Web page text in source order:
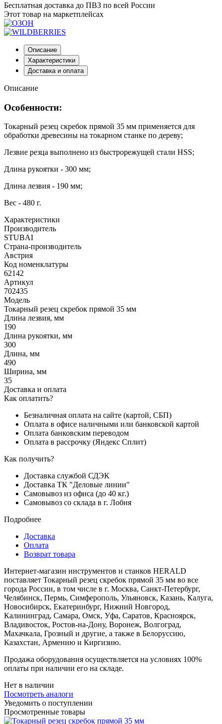
Бесплатная доставка до ПВЗ по всей России
Этот товар на маркетплейсах
Описание
Характеристики
Доставка и оплата
Описание
Особенности:
Токарный резец скребок прямой 35 мм применяется для
обработки древесины на токарном станке по дереву;
Лезвие резца выполнено из быстрорежущей стали HSS;
Длина рукоятки - 300 мм;
Длина лезвия - 190 мм;
Вес - 480 г.
Характеристики
Производитель
STUBAI
Страна-производитель
Австрия
Код номенклатуры
62142
Артикул
702435
Модель
Токарный резец скребок прямой 35 мм
Длина лезвия, мм
190
Длина рукоятки, мм
300
Длина, мм
490
Ширина, мм
35
Доставка и оплата
Как оплатить?
Безналичная оплата на сайте (картой, СБП)
Оплата в офисе наличными или банковской картой
Оплата банковским переводом
Оплата в рассрочку (Яндекс Сплит)
Как получить?
Доставка службой СДЭК
Доставка ТК "Деловые линии"
Самовывоз из офиса (до 40 кг.)
Самовывоз со склада в г. Лобня
Подробнее
Доставка
Оплата
Возврат товара
Интернет-магазин инструментов и станков HERALD
поставляет Токарный резец скребок прямой 35 мм во все
города России, в том числе в г. Москва, Санкт-Петербург,
Челябинск, Пермь, Симферополь, Ульяновск, Казань, Калуга,
Новосибирск, Екатеринбург, Нижний Новгород,
Калининград, Самара, Омск, Уфа, Саратов, Красноярск,
Владивосток, Ростов-на-Дону, Воронеж, Волгоград,
Махачкала, Грозный и другие, а также в Белоруссию,
Казахстан, Армению и Киргизию.
Продажа оборудования осуществляется на условиях 100%
оплаты при наличии его на складе.
Нет в наличии
Посмотреть аналоги
Уведомить о поступлении
Просмотренные товары